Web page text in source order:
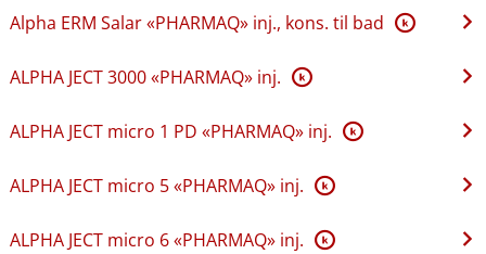
Alpha ERM Salar «PHARMAQ» inj., kons. til bad K
ALPHA JECT 3000 «PHARMAQ» inj. K
ALPHA JECT micro 1 PD «PHARMAQ» inj. K
ALPHA JECT micro 5 «PHARMAQ» inj. K
ALPHA JECT micro 6 «PHARMAQ» inj. K